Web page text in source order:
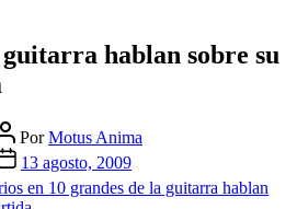
guitarra hablan sobre su
PorMotus Anima
13 agosto, 2009
en 10 grandes de la guitarra hablan